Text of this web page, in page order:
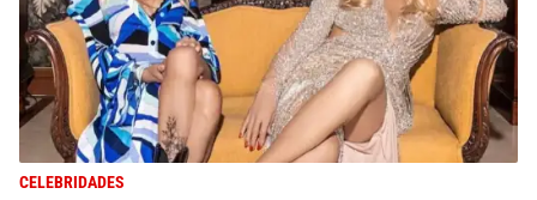
CELEBRIDADES